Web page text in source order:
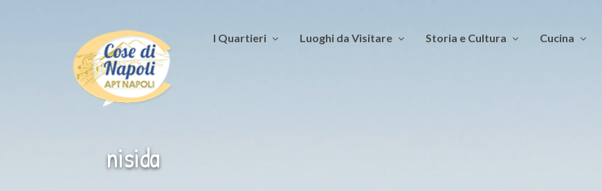
I Quartieri Luoghi da Visitare Storia e Cultura Cucina
nisida